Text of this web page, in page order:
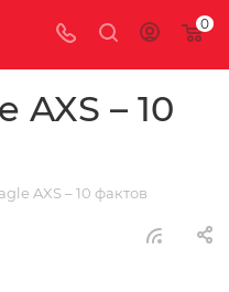
0
AXS – 10
AXS – 10 фактов